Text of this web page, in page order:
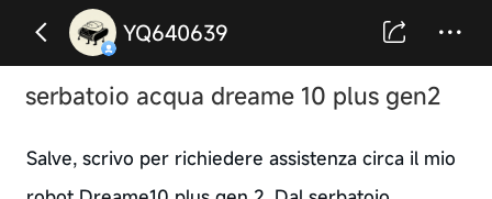
YQ640639
serbatoio acqua dreame 10 plus gen2
Salve, scrivo per richiedere assistenza circa il mio